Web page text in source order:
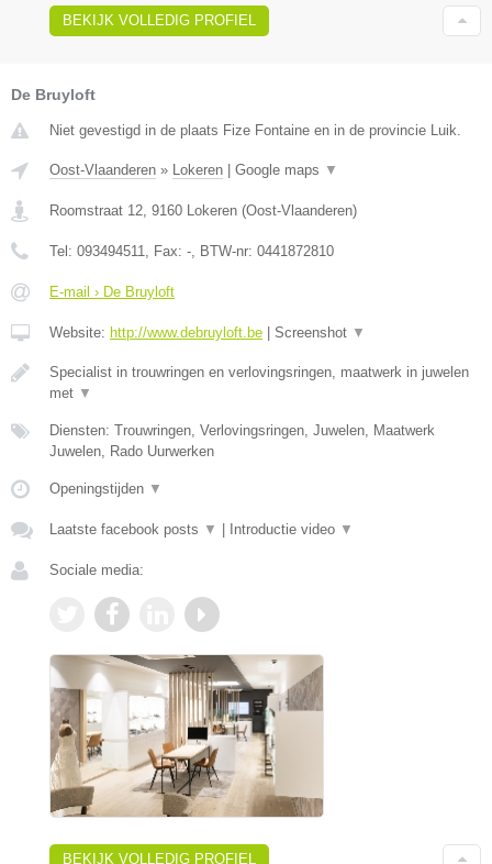
BEKIJK VOLLEDIG PROFIEL
De Bruyloft
Niet gevestigd in de plaats Fize Fontaine en in de provincie Luik.
Oost-Vlaanderen » Lokeren Google maps ▼
Roomstraat 12, 9160 Lokeren (Oost-Vlaanderen)
Tel: 093494511, Fax: -, BTW-nr: 0441872810
E-mail › De Bruyloft
Website: http://www.debruyloft.be Screenshot ▼
Specialist in trouwringen en verlovingsringen, maatwerk in juwelen
met ▼
Diensten: Trouwringen, Verlovingsringen, Juwelen, Maatwerk
Juwelen, Rado Uurwerken
Openingstijden ▼
Laatste facebook posts ▼ Introductie video ▼
Sociale media:
BEKIJK VOLLEDIG PROFIEL